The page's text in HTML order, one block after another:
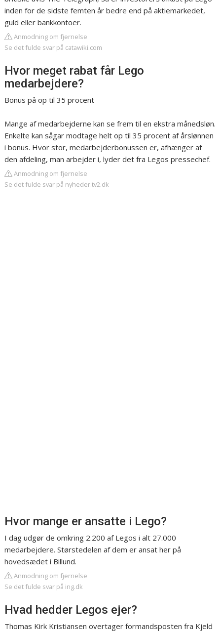
inden for de sidste femten år bedre end på aktiemarkedet,
guld eller bankkontoer.
Anmodning om fjernelse
Se det fulde svar på catawiki.com
Hvor meget rabat får Lego
medarbejdere?
Bonus på op til 35 procent
Mange af medarbejderne kan se frem til en ekstra månedsløn.
Enkelte kan sågar modtage helt op til 35 procent af årslønnen
i bonus. Hvor stor, medarbejderbonussen er, afhænger af
den afdeling, man arbejder i, lyder det fra Legos pressechef.
Anmodning om fjernelse
Se det fulde svar på nyheder.tv2.dk
Hvor mange er ansatte i Lego?
I dag udgør de omkring 2.200 af Legos i alt 27.000
medarbejdere. Størstedelen af dem er ansat her på
hovedsædet i Billund.
Anmodning om fjernelse
Se det fulde svar på ing.dk
Hvad hedder Legos ejer?
Thomas Kirk Kristiansen overtager formandsposten fra Kjeld